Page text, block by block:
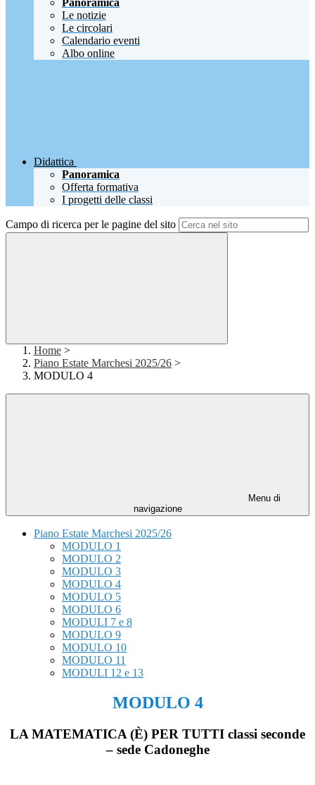
Panoramica
Le notizie
Le circolari
Calendario eventi
Albo online
Didattica
Panoramica
Offerta formativa
I progetti delle classi
Campo di ricerca per le pagine del sito
Home >
Piano Estate Marchesi 2025/26 >
MODULO 4
Menu di
navigazione
Piano Estate Marchesi 2025/26
MODULO 1
MODULO 2
MODULO 3
MODULO 4
MODULO 5
MODULO 6
MODULI 7 e 8
MODULO 9
MODULO 10
MODULO 11
MODULI 12 e 13
MODULO 4
LA MATEMATICA (È) PER TUTTI classi seconde
– sede Cadoneghe